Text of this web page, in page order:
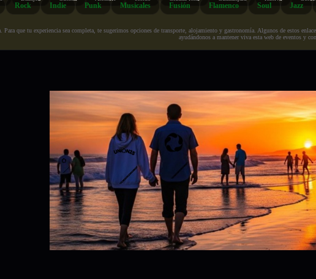
Rock Indie Punk Musicales Fusión Flamenco Soul Jazz
Para que tu experiencia sea completa, te sugerimos opciones de transporte, alojamiento y gastronomía. Algunos de estos
ayudándonos a mantener viva esta web de eventos y